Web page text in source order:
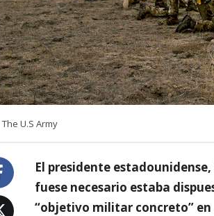
The U.S Army
El presidente
fuese necesario estaba
“objetivo militar concreto”